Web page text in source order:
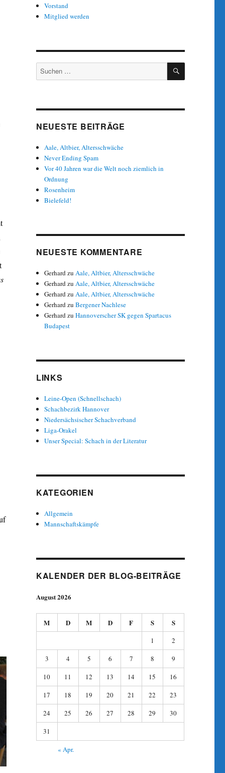
Vorstand
Mitglied werden
Suche
nach:
SUCHEN
NEUESTE BEITRÄGE
Aale, Altbier, Altersschwäche
Never Ending Spam
Vor 40 Jahren war die Welt noch ziemlich in
Ordnung
Rosenheim
Bielefeld!
NEUESTE KOMMENTARE
GerhardzuAale, Altbier, Altersschwäche
GerhardzuAale, Altbier, Altersschwäche
GerhardzuAale, Altbier, Altersschwäche
GerhardzuBergener Nachlese
GerhardzuHannoverscher SK gegen Spartacus
Budapest
LINKS
Leine-Open (Schnellschach)
Schachbezirk Hannover
Niedersächsischer Schachverband
Liga-Orakel
Unser Special: Schach in der Literatur
KATEGORIEN
Allgemein
Mannschaftskämpfe
KALENDER DER BLOG-BEITRÄGE
August 2026
M D M D F S S
1
2
3
4 5 6 7 8
9
10
11 12 13 14 15
16
17
18 19 20 21 22
23
24
25 26 27 28 29
30
31
« Apr.